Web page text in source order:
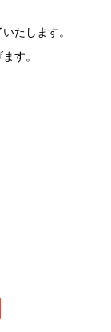
たします。
す。